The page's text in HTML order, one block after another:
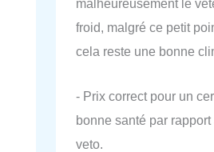
malheureusement le
froid, malgré ce petit
cela reste une bonne
- Prix correct pour un
bonne santé par
veto.